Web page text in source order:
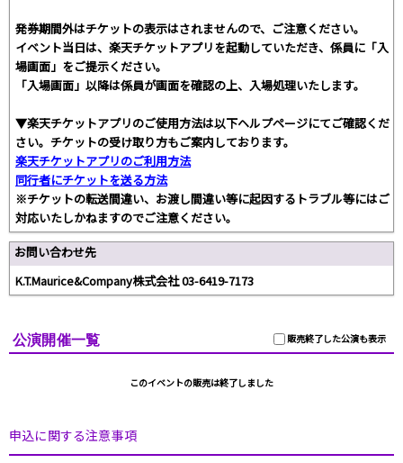
発券期間外はチケットの表示はされませんので、ご注意ください。
イベント当日は、楽天チケットアプリを起動していただき、係員に「入
場画面」をご提示ください。
「入場画面」以降は係員が画面を確認の上、入場処理いたします。
▼楽天チケットアプリのご使用方法は以下ヘルプページにてご確認くだ
さい。チケットの受け取り方もご案内しております。
楽天チケットアプリのご利用方法
同行者にチケットを送る方法
※チケットの転送間違い、お渡し間違い等に起因するトラブル等にはご
対応いたしかねますのでご注意ください。
お問い合わせ先
K.T.Maurice&Company株式会社 03-6419-7173
販売終了した公演も表示
公演開催一覧
このイベントの販売は終了しました
申込に関する注意事項